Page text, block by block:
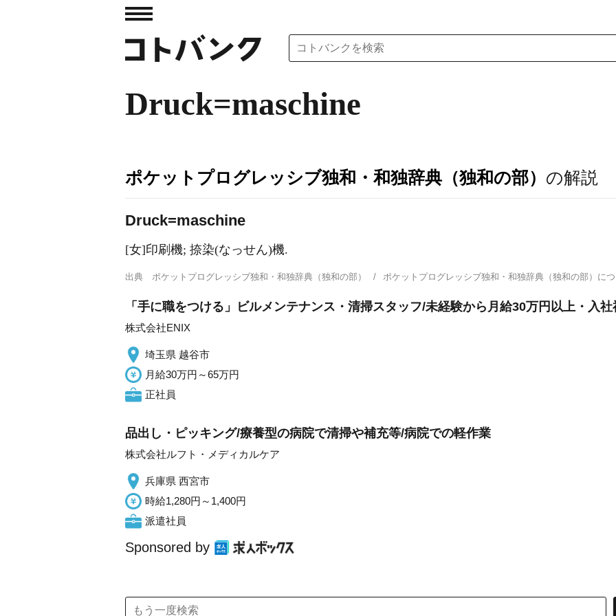
Druck=maschine
ポケットプログレッシブ独和・和独辞典（独和の部） の解説
Druck=maschine
[女]印刷機; 捺染(なっせん)機.
出典 ポケットプログレッシブ独和・和独辞典（独和の部） ポケットプログレッシブ独和・和独辞典（独和の部）
「手に職をつける」ビルメンテナンス・清掃スタッフ/未経験から月給30万円以上・入
株式会社ENIX
埼玉県 越谷市
月給30万円～65万円
正社員
品出し・ピッキング/療養型の病院で清掃や補充等/病院での軽作業
株式会社ルフト・メディカルケア
兵庫県 西宮市
時給1,280円～1,400円
派遣社員
Sponsored by